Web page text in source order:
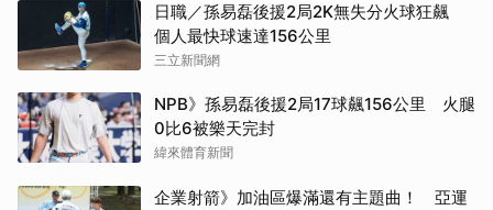
日職／孫易磊後援2局2K無失分火球狂飆
個人最快球速達156公里
三立新聞網
NPB》孫易磊後援2局17球飆156公里 火腿
0比6被樂天完封
緯來體育新聞
企業射箭》加油區爆滿還有主題曲！ 亞運